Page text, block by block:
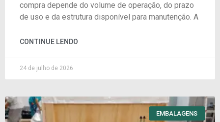
compra depende do volume de operação, do prazo
de uso e da estrutura disponível para manutenção. A
CONTINUE LENDO
24 de julho de 2026
EMBALAGENS